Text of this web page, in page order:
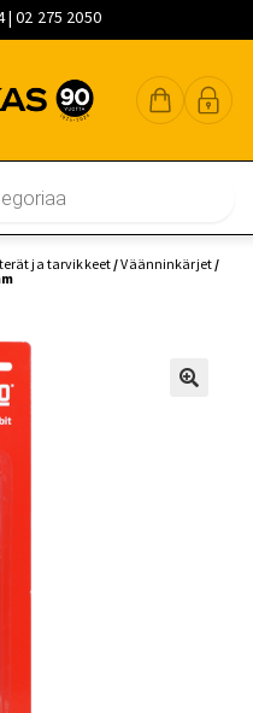
| 02 275 2050
ja tarvikkeet/Väänninkärjet/